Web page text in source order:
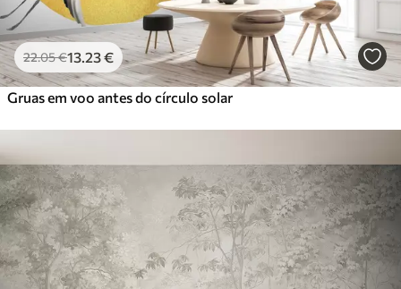
22.05€13.23€
Gruas em voo antes do círculo solar